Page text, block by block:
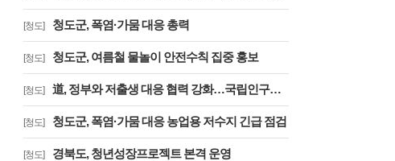
[청도] 청도군, 폭염·가뭄 대응 총력
[청도] 청도군, 여름철 물놀이 안전수칙 집중 홍보
[청도] 道, 정부와 저출생 대응 협력 강화…국립인구정책연구원 경북 유치 건의
[청도] 청도군, 폭염·가뭄 대응 농업용 저수지 긴급 점검
[청도] 경북도, 청년성장프로젝트 본격 운영